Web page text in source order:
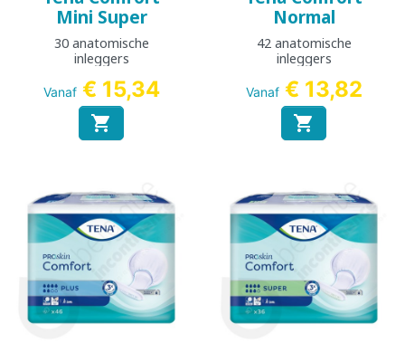
Mini Super
30 anatomische
inleggers
Vanaf € 15,34

Normal
42 anatomische
inleggers
Vanaf € 13,82
